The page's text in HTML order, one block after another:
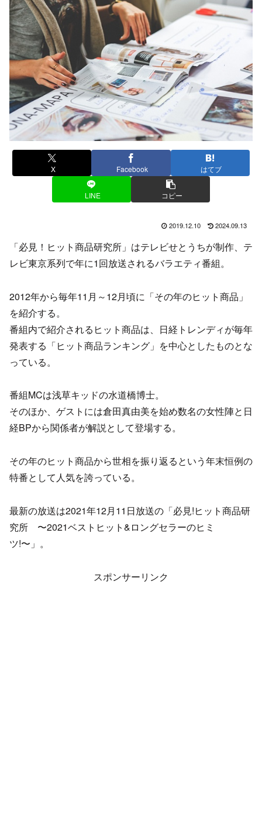
X Facebook はてブ
LINE コピー
2019.12.10 2024.09.13
「必見！ヒット商品研究所」はテレビせとうちが制作、テ
レビ東京系列で年に1回放送されるバラエティ番組。
2012年から毎年11月～12月頃に「その年のヒット商品」
を紹介する。
番組内で紹介されるヒット商品は、日経トレンディが毎年
発表する「ヒット商品ランキング」を中心としたものとな
っている。
番組MCは浅草キッドの水道橋博士。
そのほか、ゲストには倉田真由美を始め数名の女性陣と日
経BPから関係者が解説として登場する。
その年のヒット商品から世相を振り返るという年末恒例の
特番として人気を誇っている。
最新の放送は2021年12月11日放送の「必見!ヒット商品研
究所 〜2021ベストヒット&ロングセラーのヒミ
ツ!〜」。
スポンサーリンク